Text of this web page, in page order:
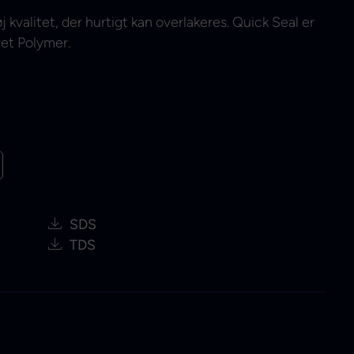
kvalitet, der hurtigt kan overlakeres. Quick Seal er
Polymer.
SDS
TDS